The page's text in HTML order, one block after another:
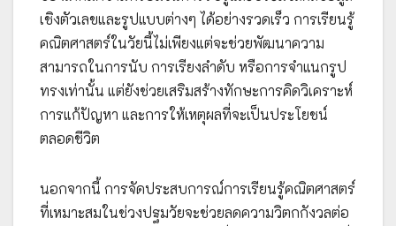
เชิงตัวเลขและรูปแบบต่างๆ ได้อย่างรวดเร็ว การเรียนรู้
คณิตศาสตร์ในวัยนี้ไม่เพียงแต่จะช่วยพัฒนาความ
สามารถในการนับ การเรียงลำดับ หรือการจำแนกรูป
ทรงเท่านั้น แต่ยังช่วยเสริมสร้างทักษะการคิดวิเคราะห์
การแก้ปัญหา และการให้เหตุผลที่จะเป็นประโยชน์
ตลอดชีวิต
นอกจากนี้ การจัดประสบการณ์การเรียนรู้คณิตศาสตร์
ที่เหมาะสมในช่วงปฐมวัยจะช่วยลดความวิตกกังวลต่อ